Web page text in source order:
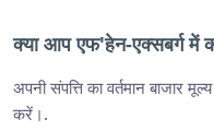
क्या आप एफ'हेन-एक्सबर्ग में
अपनी संपत्ति का वर्तमान बाजार
करें।.